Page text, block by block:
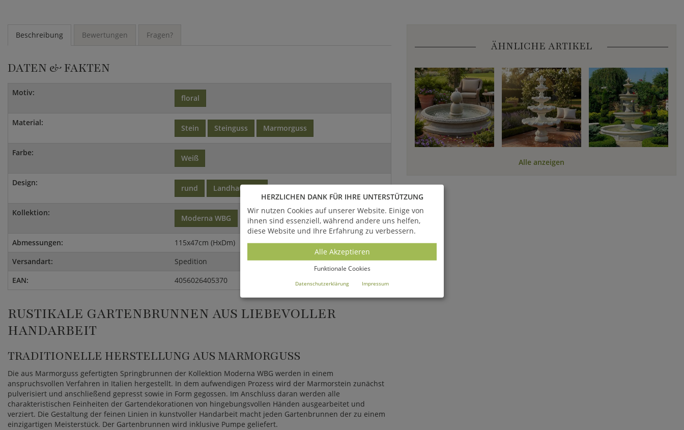
Beschreibung Bewertungen Fragen?
DATEN & FAKTEN
Motiv:
floral
Material:
Stein Steinguss Marmorguss
Farbe:
Weiß
Design:
rund Landhaus-Stil
Kollektion:
Moderna WBG
Abmessungen:
115x47cm (HxDm)
Versandart:
Spedition
EAN:
4056026405370
RUSTIKALE GARTENBRUNNEN AUS LIEBEVOLLER
HANDARBEIT
TRADITIONELLE HERSTELLUNG AUS MARMORGUSS
Die aus Marmorguss gefertigten Springbrunnen der Kollektion Moderna WBG werden in einem
anspruchsvollen Verfahren in Italien hergestellt. In dem aufwendigen Prozess wird der Marmorstein zunächst
pulverisiert und anschließend gepresst sowie in Form gegossen. Im Anschluss daran werden alle
charakteristischen Feinheiten der Gartendekorationen von hingebungsvollen Händen ausgearbeitet und
verziert. Die Gestaltung der feinen Linien in kunstvoller Handarbeit macht jeden Gartenbrunnen der zu einem
einzigartigen Meisterstück. Der Gartenbrunnen wird inklusive Pumpe geliefert.
ÄHNLICHE ARTIKEL
Alle anzeigen
HERZLICHEN DANK FÜR IHRE UNTERSTÜTZUNG
Wir nutzen Cookies auf unserer Website. Einige von
ihnen sind essenziell, während andere uns helfen,
diese Website und Ihre Erfahrung zu verbessern.
Alle Akzeptieren
Funktionale Cookies
Datenschutzerklärung Impressum